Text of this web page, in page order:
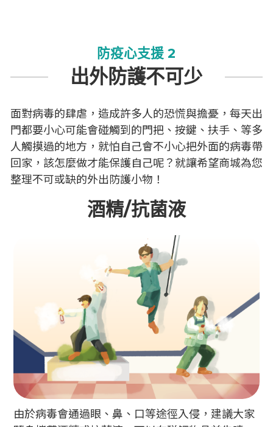
防疫心支援 2
出外防護不可少
面對病毒的肆虐，造成許多人的恐慌與擔憂，每天出
門都要小心可能會碰觸到的門把、按鍵、扶手、等多
人觸摸過的地方，就怕自己會不小心把外面的病毒帶
回家，該怎麼做才能保護自己呢？就讓希望商城為您
整理不可或缺的外出防護小物！
酒精/抗菌液
由於病毒會通過眼、鼻、口等途徑入侵，建議大家